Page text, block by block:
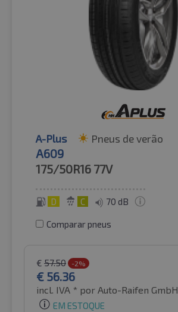
A-Plus Pneus de verão
A609
175/50R16 77V
D C 70 dB
Comparar pneus
€ 57.50 -2%
€ 56.36
incl. IVA * por Auto-Raifen GmbH
EM ESTOQUE